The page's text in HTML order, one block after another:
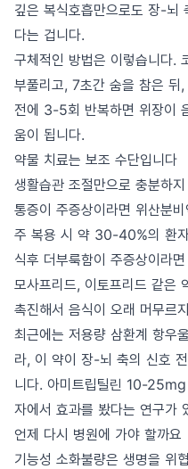
깊은 복식호흡만으로도 장-뇌
다는 겁니다.
구체적인 방법은 이렇습니다.
부풀리고, 7초간 숨을 참은 뒤
전에 3-5회 반복하면 위장이
움이 됩니다.
약물 치료는 보조 수단입니다
생활습관 조절만으로 충분하
통증이 주증상이라면 위산분
주 복용 시 약 30-40%의 환
식후 더부룩함이 주증상이라
모사프리드, 이토프리드 같은
촉진해서 음식이 오래 머무르
최근에는 저용량 삼환계 항우
라, 이 약이 장-뇌 축의 신호
니다. 아미트립틸린 10-
자에서 효과를 봤다는 연구가
언제 다시 병원에 가야 할까요
기능성 소화불량은 생명을 위